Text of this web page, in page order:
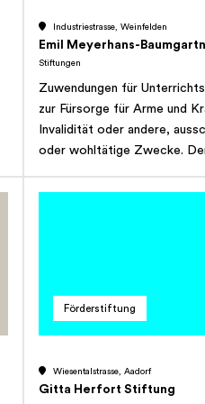
Industriestrasse, Weinfelden
Emil Meyerhans-
Stiftungen
Zuwendungen für
zur Fürsorge für Arme und
Invalidität oder andere,
oder wohltätige Zwecke.
bestehenden oder künftigen
Förderstiftung
Wiesentalstrasse, Aadorf
Gitta Herfort Stiftung